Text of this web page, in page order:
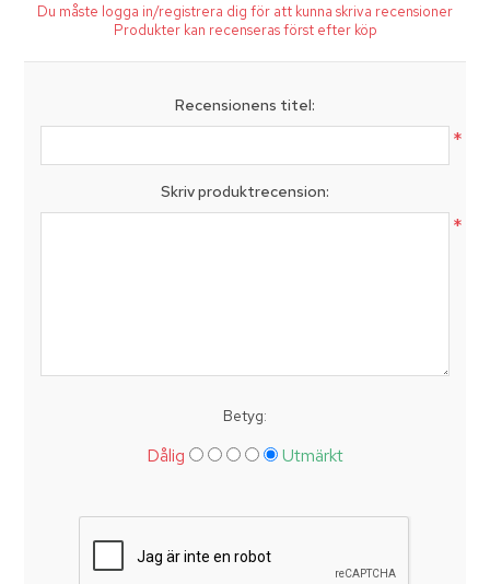
Du måste logga in/registrera dig för att kunna skriva recensioner
Produkter kan recenseras först efter köp
Recensionens titel:
*
Skriv produktrecension:
*
Betyg:
Dålig Utmärkt